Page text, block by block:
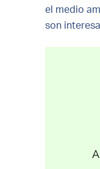
el medio
son